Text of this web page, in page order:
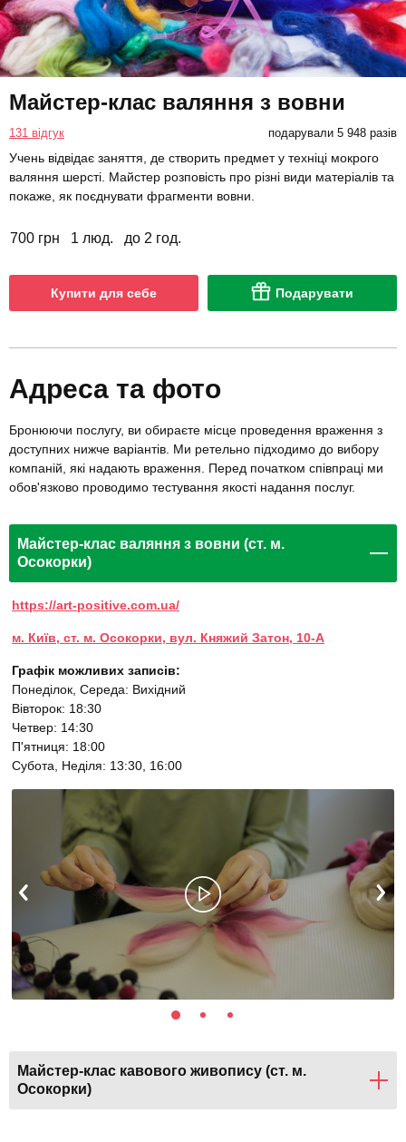
Майстер-клас валяння з вовни
131 відгук подарували 5 948 разів
Учень відвідає заняття, де створить предмет у техніці мокрого
валяння шерсті. Майстер розповість про різні види матеріалів та
покаже, як поєднувати фрагменти вовни.
700 грн 1 люд. до 2 год.
Купити для себе Подарувати
Адреса та фото
Бронюючи послугу, ви обираєте місце проведення враження з
доступних нижче варіантів. Ми ретельно підходимо до вибору
компаній, які надають враження. Перед початком співпраці ми
обов'язково проводимо тестування якості надання послуг.
Майстер-клас валяння з вовни (ст. м.
Осокорки)
https://art-positive.com.ua/
м. Київ, ст. м. Осокорки, вул. Княжий Затон, 10-А
Графік можливих записів:
Понеділок, Середа: Вихідний
Вівторок: 18:30
Четвер: 14:30
П'ятниця: 18:00
Субота, Неділя: 13:30, 16:00
Майстер-клас кавового живопису (ст. м.
Осокорки)